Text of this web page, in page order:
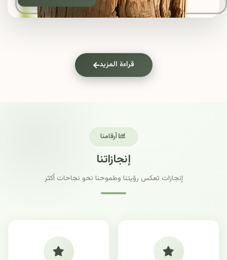
قراءة المزيد
أرقامنا
إنجازاتنا
إنجازات تعكس رؤيتنا وطموحنا نحو نجاحات أكثر